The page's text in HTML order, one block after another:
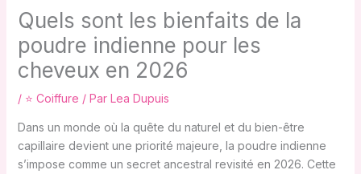
Quels sont les bienfaits de la
poudre indienne pour les
cheveux en 2026
/ ⭐ Coiffure / Par Lea Dupuis
Dans un monde où la quête du naturel et du bien-être
capillaire devient une priorité majeure, la poudre indienne
s’impose comme un secret ancestral revisité en 2026. Cette